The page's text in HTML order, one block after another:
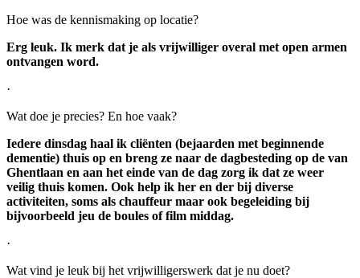
Hoe was de kennismaking op locatie?
Erg leuk. Ik merk dat je als vrijwilliger overal met open armen
ontvangen word.
·
Wat doe je precies? En hoe vaak?
Iedere dinsdag haal ik cliënten (bejaarden met beginnende
dementie) thuis op en breng ze naar de dagbesteding op de van
Ghentlaan en aan het einde van de dag zorg ik dat ze weer
veilig thuis komen. Ook help ik her en der bij diverse
activiteiten, soms als chauffeur maar ook begeleiding bij
bijvoorbeeld jeu de boules of film middag.
·
Wat vind je leuk bij het vrijwilligerswerk dat je nu doet?